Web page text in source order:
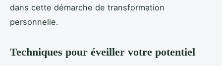
dans cette démarche de transformation
personnelle.
Techniques pour éveiller votre potentiel